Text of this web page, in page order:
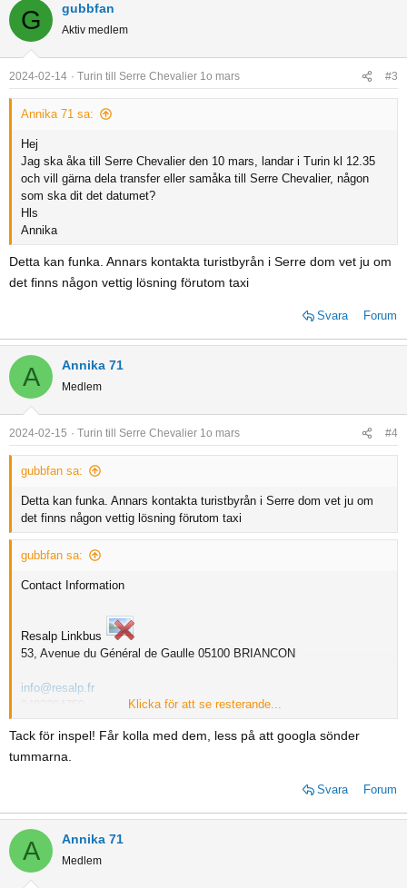
G gubbfan
Aktiv medlem
2024-02-14 Turin till Serre Chevalier 1o mars #3
Annika 71 sa:
Hej
Jag ska åka till Serre Chevalier den 10 mars, landar i Turin kl 12.35
och vill gärna dela transfer eller samåka till Serre Chevalier, någon
som ska dit det datumet?
Hls
Annika
Detta kan funka. Annars kontakta turistbyrån i Serre dom vet ju om
det finns någon vettig lösning förutom taxi
Svara Forum
A Annika 71
Medlem
2024-02-15 Turin till Serre Chevalier 1o mars #4
gubbfan sa:
Detta kan funka. Annars kontakta turistbyrån i Serre dom vet ju om
det finns någon vettig lösning förutom taxi
gubbfan sa:
Contact Information
Resalp Linkbus
53, Avenue du Général de Gaulle 05100 BRIANCON
info@resalp.fr
Autorisation du ministère de l'environnement de l'énergie et de la mer
N° 2978-2016 et N° 3218-2017
Klicka för att se resterande...
Tack för inspel! Får kolla med dem, less på att googla sönder
tummarna.
Svara Forum
A Annika 71
Medlem